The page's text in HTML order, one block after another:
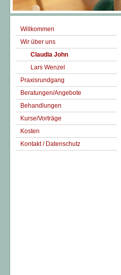
Willkommen
Wir über uns
Claudia John
Lars Wenzel
Praxisrundgang
Beratungen/Angebote
Behandlungen
Kurse/Vorträge
Kosten
Kontakt / Datenschutz